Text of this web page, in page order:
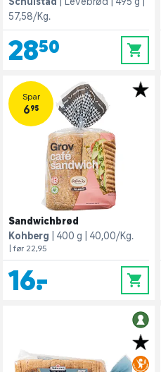
57,58/Kg.
28,50 0
Spar
6,95
Sandwichbrød
Kohberg
400 g 40,00/Kg.
| før 22,95
16,- 0